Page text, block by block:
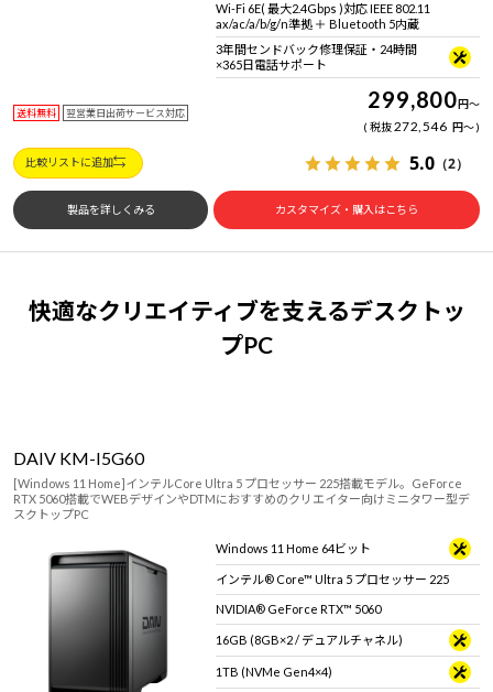
Wi-Fi 6E( 最大2.4Gbps )対応 IEEE 802.11
ax/ac/a/b/g/n準拠 ＋ Bluetooth 5内蔵
3年間センドバック修理保証・24時間
×365日電話サポート
送料無料 翌営業日出荷サービス対応 299,800円～
税抜272,546 円～
比較リストに追加 5.0 （2）
製品を詳しくみる カスタマイズ・購入はこちら
快適なクリエイティブを支えるデスクトッ
プPC
DAIV KM-I5G60
[Windows 11 Home]インテルCore Ultra 5 プロセッサー 225搭載モデル。GeForce
RTX 5060搭載でWEBデザインやDTMにおすすめのクリエイター向けミニタワー型デ
スクトップPC
Windows 11 Home 64ビット
インテル® Core™ Ultra 5 プロセッサー 225
NVIDIA® GeForce RTX™ 5060
16GB (8GB×2 / デュアルチャネル)
1TB (NVMe Gen4×4)